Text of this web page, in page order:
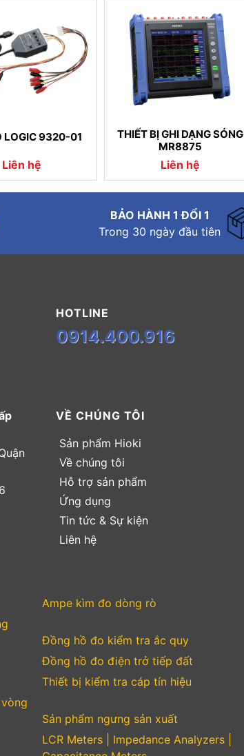
LOGIC 9320-01
Liên hệ
THIẾT BỊ GHI DẠNG SÓNG
MR8875
Liên hệ
BẢO HÀNH 1 ĐỔI 1
Trong 30 ngày đầu tiên
HOTLINE
0914.400.916
VỀ CHÚNG TÔI
Sản phẩm Hioki
Về chúng tôi
Hỗ trợ sản phẩm
Ứng dụng
Tin tức & Sự kiện
Liên hệ
Ampe kìm đo dòng rò
Đồng hồ đo kiểm tra ắc quy
Đồng hồ đo điện trở tiếp đất
Thiết bị kiểm tra cáp tín hiệu
Sản phẩm ngưng sản xuất
LCR Meters | Impedance Analyzers |